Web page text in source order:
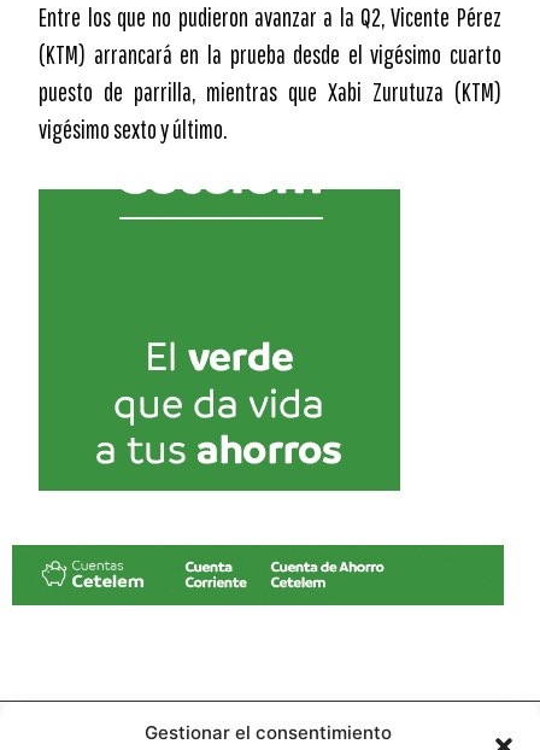
Gestionar el consentimiento
Entre los que no pudieron avanzar a la Q2, Vicente Pérez
(KTM) arrancará en la prueba desde el vigésimo cuarto
puesto de parrilla, mientras que Xabi Zurutuza (KTM)
vigésimo sexto y último.